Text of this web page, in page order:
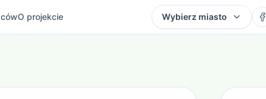
O projekcie Wybierz miasto